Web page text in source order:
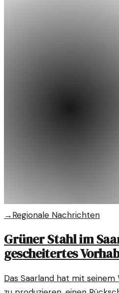
→Regionale Nachrichten
Grüner Stahl im
gescheitertes
Das Saarland hat mit